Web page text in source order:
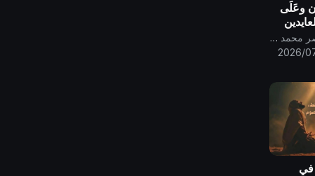
وعَلَى
قناة الامام المهدي ناصر محمد اليماني
2026/
في